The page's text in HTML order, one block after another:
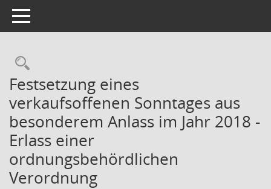
Toggle navigation
Rechercheauswahl
Festsetzung eines
verkaufsoffenen Sonntages aus
besonderem Anlass im Jahr 2018 -
Erlass einer
ordnungsbehördlichen
Verordnung